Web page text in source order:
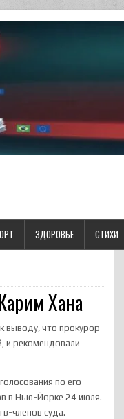
ЗДОРОВЬЕ СТИХИ
Хана
выводу, что прокурор
и рекомендовали
по его
в Нью-Йорке 24 июля.
членов суда.